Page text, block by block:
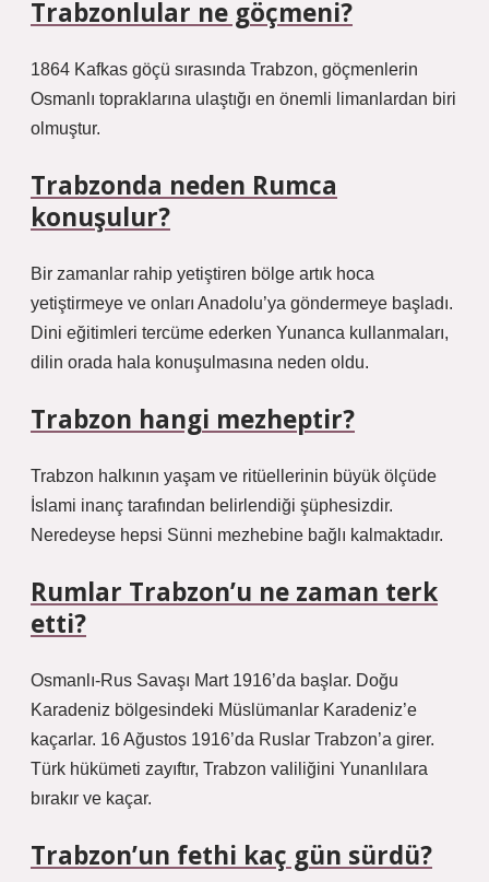
Trabzonlular ne göçmeni?
1864 Kafkas göçü sırasında Trabzon, göçmenlerin
Osmanlı topraklarına ulaştığı en önemli limanlardan biri
olmuştur.
Trabzonda neden Rumca
konuşulur?
Bir zamanlar rahip yetiştiren bölge artık hoca
yetiştirmeye ve onları Anadolu’ya göndermeye başladı.
Dini eğitimleri tercüme ederken Yunanca kullanmaları,
dilin orada hala konuşulmasına neden oldu.
Trabzon hangi mezheptir?
Trabzon halkının yaşam ve ritüellerinin büyük ölçüde
İslami inanç tarafından belirlendiği şüphesizdir.
Neredeyse hepsi Sünni mezhebine bağlı kalmaktadır.
Rumlar Trabzon’u ne zaman terk
etti?
Osmanlı-Rus Savaşı Mart 1916’da başlar. Doğu
Karadeniz bölgesindeki Müslümanlar Karadeniz’e
kaçarlar. 16 Ağustos 1916’da Ruslar Trabzon’a girer.
Türk hükümeti zayıftır, Trabzon valiliğini Yunanlılara
bırakır ve kaçar.
Trabzon’un fethi kaç gün sürdü?